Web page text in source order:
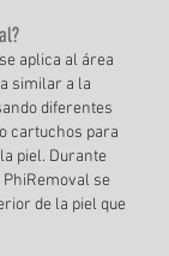
aplica al área
similar a la
diferentes
ocartuchos para
piel. Durante
se
de la piel que